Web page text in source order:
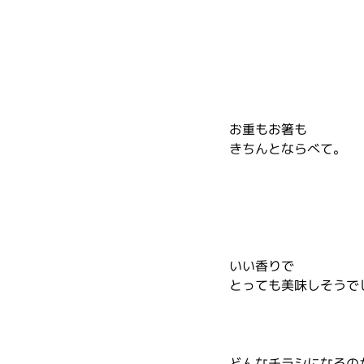
お重もお箸も
きちんとならべて。
いい香りで
とっても美味しそうで